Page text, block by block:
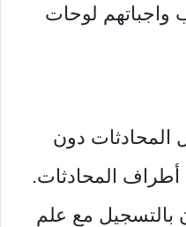
واجباتهم لوحات
المحادثات دون
المحادثات.
بالتسجيل مع علم